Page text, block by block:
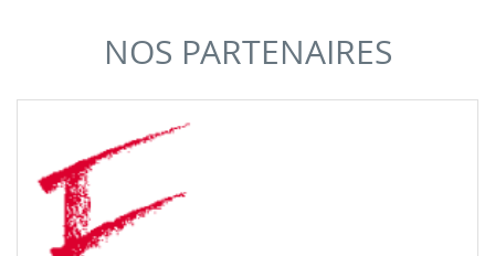
NOS PARTENAIRES